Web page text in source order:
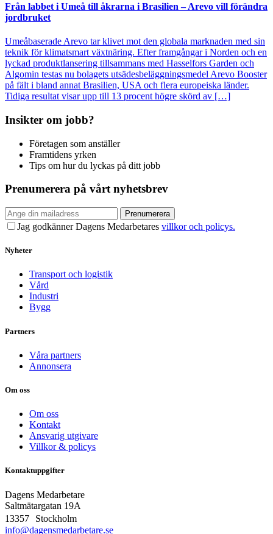
Från labbet i Umeå till åkrarna i Brasilien – Arevo vill förändra
jordbruket
Umeåbaserade Arevo tar klivet mot den globala marknaden med sin
teknik för klimatsmart växtnäring. Efter framgångar i Norden och en
lyckad produktlansering tillsammans med Hasselfors Garden och
Algomin testas nu bolagets utsädesbeläggningsmedel Arevo Booster
på fält i bland annat Brasilien, USA och flera europeiska länder.
Tidiga resultat visar upp till 13 procent högre skörd av […]
Insikter om jobb?
Företagen som anställer
Framtidens yrken
Tips om hur du lyckas på ditt jobb
Prenumerera på vårt nyhetsbrev
Prenumerera
Jag godkänner Dagens Medarbetares villkor och policys.
Nyheter
Transport och logistik
Vård
Industri
Bygg
Partners
Våra partners
Annonsera
Om oss
Om oss
Kontakt
Ansvarig utgivare
Villkor & policys
Kontaktuppgifter
Dagens Medarbetare
Saltmätargatan 19A
13357 Stockholm
info@dagensmedarbetare.se